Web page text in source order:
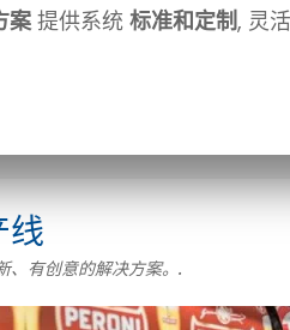
案提供系统 标准和定制, 灵
线
、有创意的解决方案。.